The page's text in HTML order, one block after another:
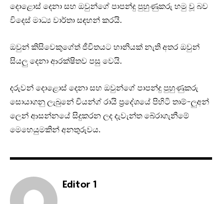
දොළොස් දෙනා සහ ඔවුන්ගේ පාපන්දු පුහුණුකරු හමු වූ බව
විදෙස් මාධ්‍ය වාර්තා සඳහන් කරයි.
ඔවුන් කිසිවෙකුගේත් ජීවිතයට හානියක් නැති අතර ඔවුන්
සියලු දෙනා ආරක්ෂිතව පසු ව‌ෙයි.
දරුවන් දොළොස් දෙනා සහ ඔවුන්ගේ පාපන්දු පුහුණුකරු
සොයාගනු ලැබුනේ චියන්ග් රායි ප්‍රදේශයේ පිහිටි තාම්-ලුඅන්
ලෙන් ආසන්නයේ සිදුකරන ලද දැවැන්ත බේරාගැනීමේ
මෙහෙයුමකින් අනතුරුවය.
Editor 1